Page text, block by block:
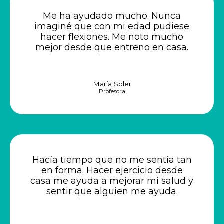
Me ha ayudado mucho. Nunca
imaginé que con mi edad pudiese
hacer flexiones. Me noto mucho
mejor desde que entreno en casa.
María Soler
Profesora
Hacía tiempo que no me sentía tan
en forma. Hacer ejercicio desde
casa me ayuda a mejorar mi salud y
sentir que alguien me ayuda.